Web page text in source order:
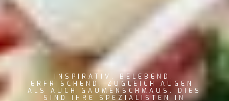
INSPIRATIV, BELEBEND,
ERFRISCHEND, ZUGLEICH AUGEN-
ALS AUCH GAUMENSCHMAUS. DIES
SIND IHRE SPEZIALISTEN IN